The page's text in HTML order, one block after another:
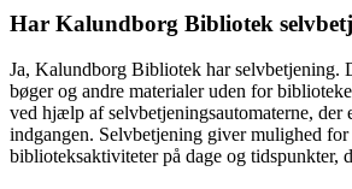
Har Kalundborg Bibliotek
Ja, Kalundborg Bibliotek har selvbetjening.
bøger og andre materialer uden for
ved hjælp af selvbetjeningsautomaterne, der
indgangen. Selvbetjening giver mulighed
biblioteksaktiviteter på dage og tidspunkter,